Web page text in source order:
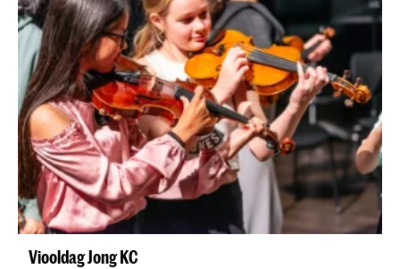
Viooldag Jong KC